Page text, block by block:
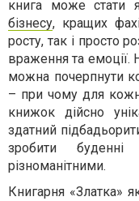
книга може стати
бізнесу, кращих
росту, так і просто
враження та емоції.
можна почерпнути
– при чому для
книжок дійсно
здатний
зробити
різноманітними.
Книгарня «Златка»